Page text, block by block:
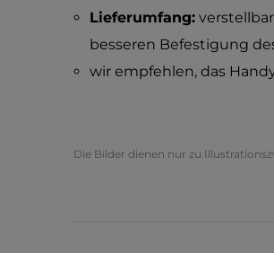
Lieferumfang:
besseren Befestigung
wir empfehlen, das
Die Bilder dienen nur zu